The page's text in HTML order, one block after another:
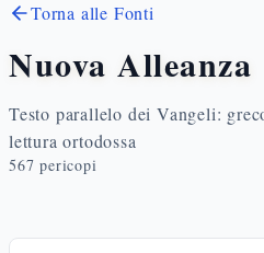
Torna alle Fonti
Nuova Alleanza
Testo parallelo dei Vangeli:
lettura ortodossa
567 pericopi